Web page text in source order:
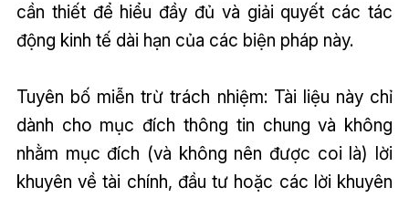
cần thiết để hiểu đầy đủ và giải quyết các tác
động kinh tế dài hạn của các biện pháp này.
Tuyên bố miễn trừ trách nhiệm: Tài liệu này chỉ
dành cho mục đích thông tin chung và không
nhằm mục đích (và không nên được coi là) lời
khuyên về tài chính, đầu tư hoặc các lời khuyên